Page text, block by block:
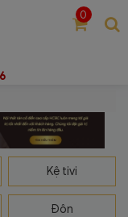
0
Kệ tivi
Đôn